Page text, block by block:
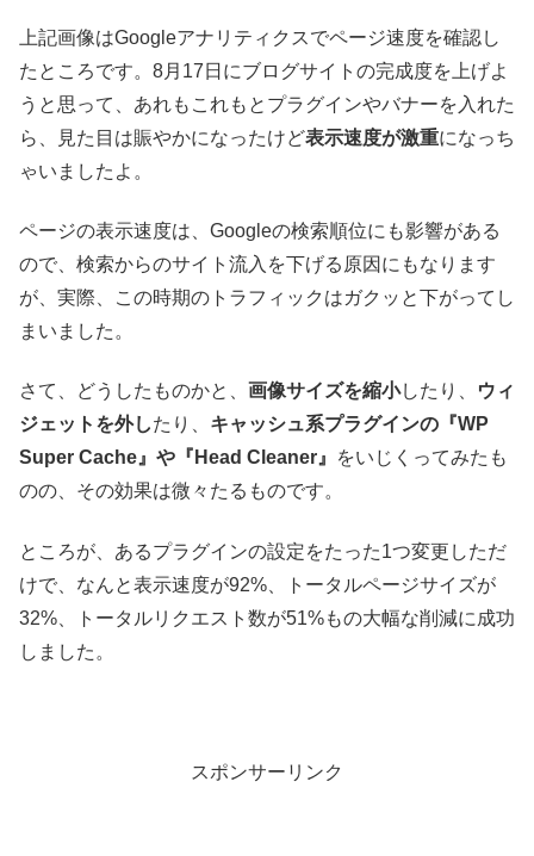
上記画像はGoogleアナリティクスでページ速度を確認し
たところです。8月17日にブログサイトの完成度を上げよ
うと思って、あれもこれもとプラグインやバナーを入れた
ら、見た目は賑やかになったけど表示速度が激重になっち
ゃいましたよ。
ページの表示速度は、Googleの検索順位にも影響がある
ので、検索からのサイト流入を下げる原因にもなります
が、実際、この時期のトラフィックはガクッと下がってし
まいました。
さて、どうしたものかと、 画像サイズを縮小したり、
ウィ
ジェットを外したり、 キャッシュ系プラグインの『WP
Super Cache』や『Head Cleaner』
をいじくってみたも
のの、その効果は微々たるものです。
ところが、あるプラグインの設定をたった1つ変更しただ
けで、なんと表示速度が92%、トータルページサイズが
32%、トータルリクエスト数が51%もの大幅な削減に成功
しました。
スポンサーリンク